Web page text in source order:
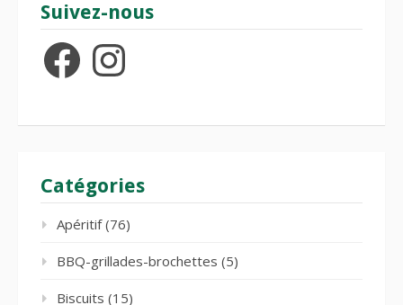
Suivez-nous
FacebookInstagram
Catégories
Apéritif(76)
BBQ-grillades-brochettes (5)
Biscuits (15)